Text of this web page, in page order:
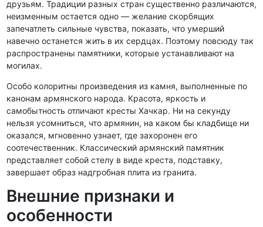
друзьям. Традиции разных стран существенно различаются,
неизменным остается одно — желание скорбящих
запечатлеть сильные чувства, показать, что умерший
навечно останется жить в их сердцах. Поэтому повсюду так
распространены памятники, которые устанавливают на
могилах.
Особо колоритны произведения из камня, выполненные по
канонам армянского народа. Красота, яркость и
самобытность отличают кресты Хачкар. Ни на секунду
нельзя усомниться, что армянин, на каком бы кладбище ни
оказался, мгновенно узнает, где захоронен его
соотечественник. Классический армянский памятник
представляет собой стелу в виде креста, подставку,
завершает образ надгробная плита из гранита.
Внешние признаки и
особенности